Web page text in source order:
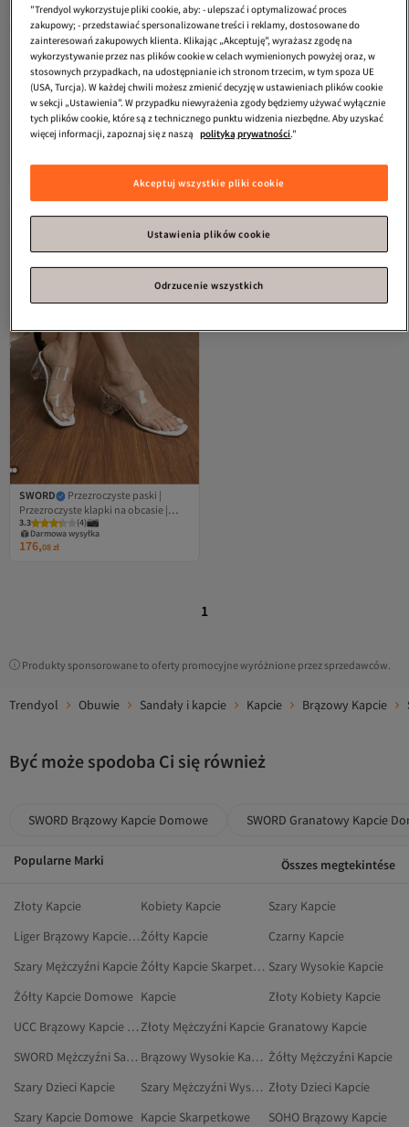
SWORD
Letnie kapcie - Wzór H
Pasek Damskie letnie kapcie -
Darmowa wysyłka
SWORD
Letnie kapcie - wzór H,
gładka skóra syntetyczna, damskie
Darmowa wysyłka
SWORD
Przezroczyste paski |
Przezroczyste klapki na obcasie |
Klapki damskie
3.3 (4)
Darmowa wysyłka
176,08zł
1
Produkty sponsorowane to oferty promocyjne wyróżnione przez sprzedawców.
Trendyol Obuwie Sandały i kapcie Kapcie Brązowy Kapcie
Być może spodoba Ci się również
SWORD Brązowy Kapcie Domowe SWORD Granatowy Kapcie
Popularne Marki Összes megtekintése
Złoty Kapcie Kobiety Kapcie
Szary Kapcie
Liger Brązowy Kapcie DomoweŻółty Kapcie
Czarny Kapcie
Szary Mężczyźni Kapcie
Żółty Kapcie Skarpetkowe Szary Wysokie Kapcie
Żółty Kapcie Domowe Kapcie
Złoty Kobiety Kapcie
UCC Brązowy Kapcie DomoweZłoty Mężczyźni Kapcie Granatowy Kapcie
SWORD Mężczyźni Sandały I Kapcie
Brązowy Wysokie Kapcie Żółty Mężczyźni Kapcie
Szary Dzieci Kapcie
Szary Mężczyźni Wysokie Kapcie Złoty Dzieci Kapcie
Szary Kapcie Domowe Kapcie Skarpetkowe
SOHO Brązowy Kapcie
"Trendyol wykorzystuje pliki cookie, aby: - ulepszać i optymalizować proces
zakupowy; - przedstawiać spersonalizowane treści i reklamy, dostosowane do
zainteresowań zakupowych klienta. Klikając „Akceptuję”, wyrażasz zgodę na
wykorzystywanie przez nas plików cookie w celach wymienionych powyżej oraz, w
stosownych przypadkach, na udostępnianie ich stronom trzecim, w tym spoza UE
(USA, Turcja). W każdej chwili możesz zmienić decyzję w ustawieniach plików cookie
w sekcji „Ustawienia”. W przypadku niewyrażenia zgody będziemy używać wyłącznie
tych plików cookie, które są z technicznego punktu widzenia niezbędne. Aby uzyskać
więcej informacji, zapoznaj się z naszą
polityką prywatności."
Akceptuj wszystkie pliki cookie
Ustawienia plików cookie
Odrzucenie wszystkich